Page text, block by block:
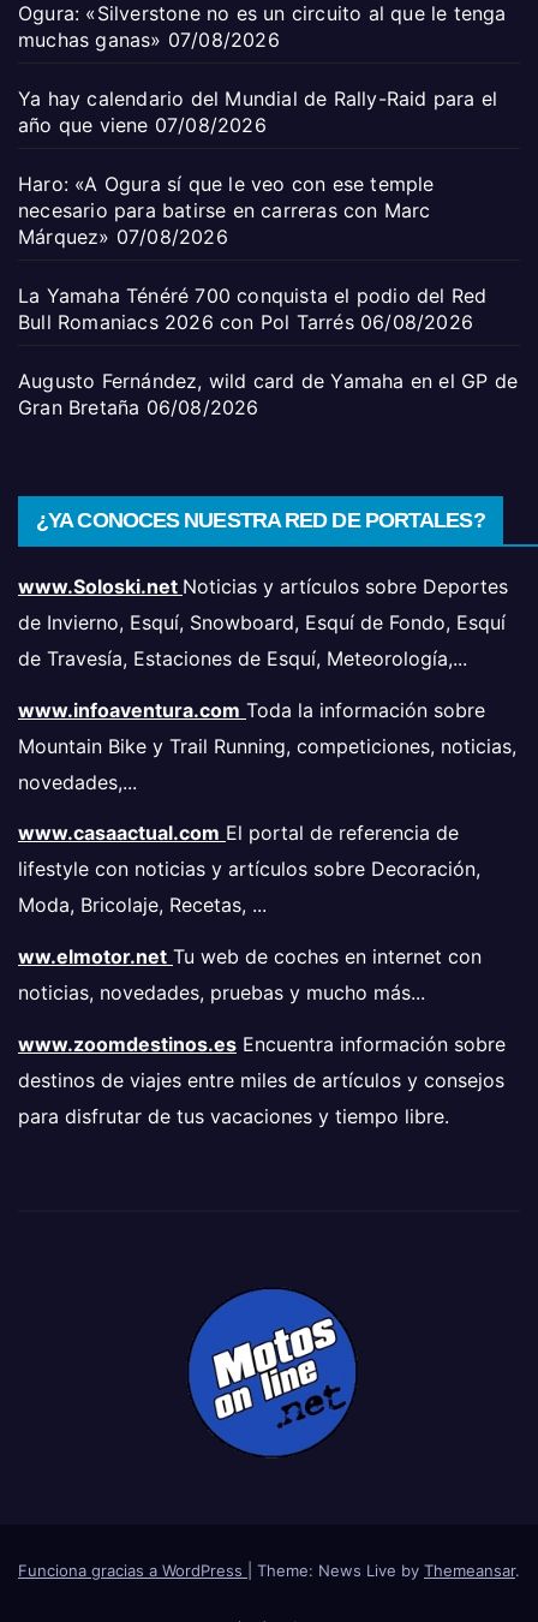
Ogura: «Silverstone no es un circuito al que le tenga
muchas ganas» 07/08/2026
Ya hay calendario del Mundial de Rally-Raid para el
año que viene 07/08/2026
Haro: «A Ogura sí que le veo con ese temple
necesario para batirse en carreras con Marc
Márquez» 07/08/2026
La Yamaha Ténéré 700 conquista el podio del Red
Bull Romaniacs 2026 con Pol Tarrés 06/08/2026
Augusto Fernández, wild card de Yamaha en el GP de
Gran Bretaña 06/08/2026
¿YA CONOCES NUESTRA RED DE PORTALES?
www.Soloski.net Noticias y artículos sobre Deportes
de Invierno, Esquí, Snowboard, Esquí de Fondo, Esquí
de Travesía, Estaciones de Esquí, Meteorología,...
www.infoaventura.com Toda la información sobre
Mountain Bike y Trail Running, competiciones, noticias,
novedades,...
www.casaactual.com El portal de referencia de
lifestyle con noticias y artículos sobre Decoración,
Moda, Bricolaje, Recetas, ...
ww.elmotor.net Tu web de coches en internet con
noticias, novedades, pruebas y mucho más...
www.zoomdestinos.es Encuentra información sobre
destinos de viajes entre miles de artículos y consejos
para disfrutar de tus vacaciones y tiempo libre.
Funciona gracias a WordPress Theme: News Live by Themeansar.